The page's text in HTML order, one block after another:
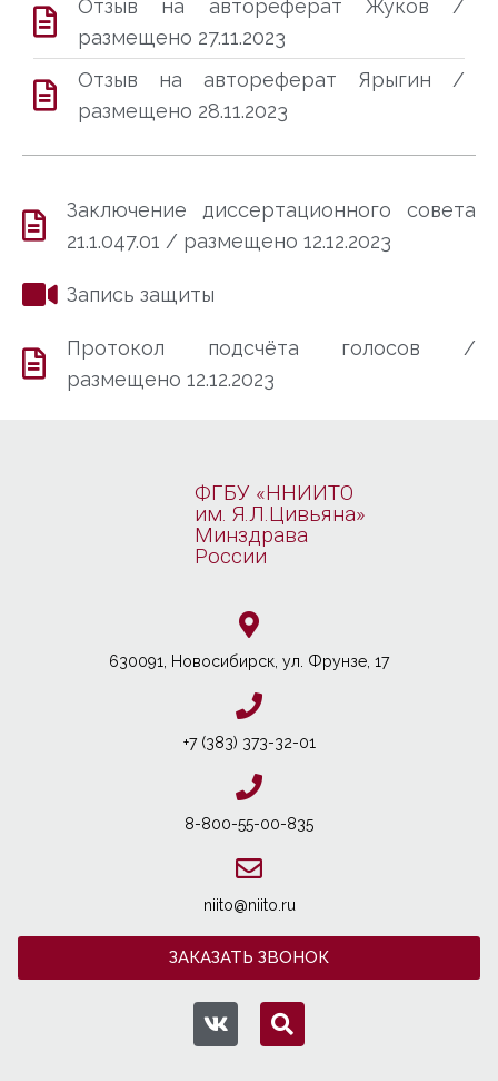
Отзыв на автореферат Жуков /
размещено 27.11.2023
Отзыв на автореферат Ярыгин /
размещено 28.11.2023
Заключение диссертационного совета
21.1.047.01 / размещено 12.12.2023
Запись защиты
Протокол подсчёта голосов /
размещено 12.12.2023
ФГБУ «ННИИТО
им. Я.Л.Цивьяна»
Минздрава
России
630091, Новосибирcк, ул. Фрунзе, 17
+7 (383) 373-32-01
8-800-55-00-835
niito@niito.ru
ЗАКАЗАТЬ ЗВОНОК